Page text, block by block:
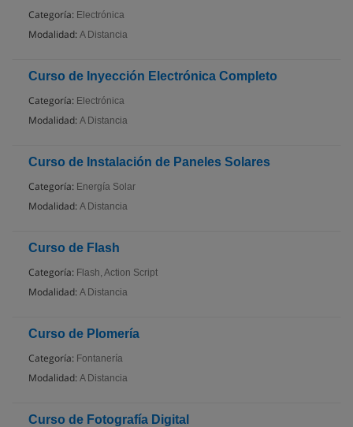
Categoría: Electrónica
Modalidad: A Distancia
Curso de Inyección Electrónica Completo
Categoría: Electrónica
Modalidad: A Distancia
Curso de Instalación de Paneles Solares
Categoría: Energía Solar
Modalidad: A Distancia
Curso de Flash
Categoría: Flash, Action Script
Modalidad: A Distancia
Curso de Plomería
Categoría: Fontanería
Modalidad: A Distancia
Curso de Fotografía Digital